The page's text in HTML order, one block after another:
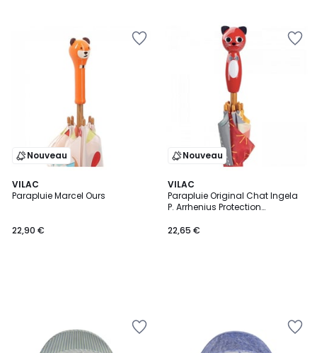
Nouveau
VILAC
Parapluie Marcel Ours
22,90 €
Nouveau
VILAC
Parapluie Original Chat Ingela
P. Arrhenius Protection
22,65 €